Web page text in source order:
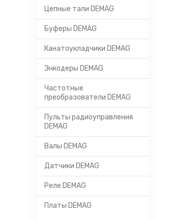
Цепные тали DEMAG
Буферы DEMAG
Канатоукладчики DEMAG
Энкодеры DEMAG
Частотные
преобразователи DEMAG
Пульты радиоуправления
DEMAG
Валы DEMAG
Датчики DEMAG
Реле DEMAG
Платы DEMAG